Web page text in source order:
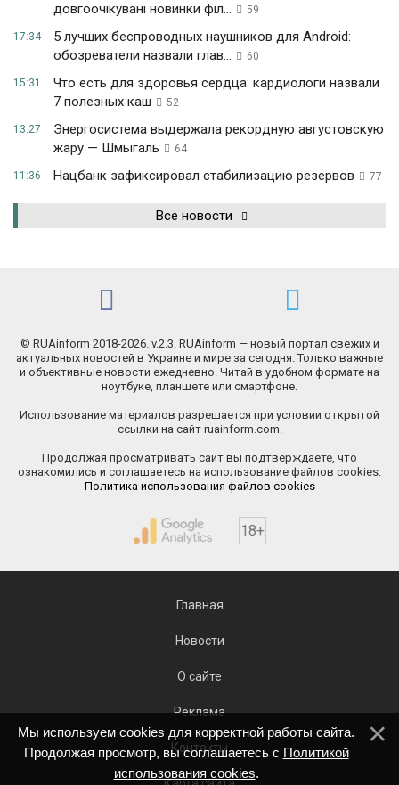
довгоочікувані новинки філ...
59
17:34
5 лучших беспроводных наушников для Android:
обозреватели назвали глав...
60
15:31
Что есть для здоровья сердца: кардиологи назвали
7 полезных каш
52
13:27
Энергосистема выдержала рекордную августовскую
жару — Шмыгаль
64
11:36 Нацбанк зафиксировал стабилизацию резервов 77
Все новости
© RUAinform 2018-2026. v.2.3. RUAinform — новый портал свежих и
актуальных новостей в Украине и мире за сегодня. Только важные
и объективные новости ежедневно. Читай в удобном формате на
ноутбуке, планшете или смартфоне.
Использование материалов разрешается при условии открытой
ссылки на сайт ruainform.com.
Продолжая просматривать сайт вы подтверждаете, что
ознакомились и соглашаетесь на использование файлов cookies.
Политика использования файлов cookies
18+
Главная
Новости
О сайте
Реклама
Контакты
Мы используем cookies для корректной работы сайта.
Продолжая просмотр, вы соглашаетесь с Политикой
использования cookies.